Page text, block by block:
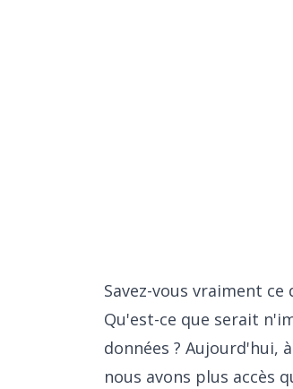
Savez-vous vraiment
Qu'est-ce que serait
données ? Aujourd'hui,
nous avons plus accès